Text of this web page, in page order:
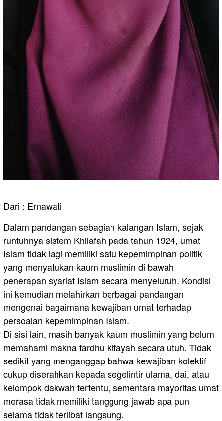
Dari : Ernawati
Dalam pandangan sebagian kalangan Islam, sejak
runtuhnya sistem Khilafah pada tahun 1924, umat
Islam tidak lagi memiliki satu kepemimpinan politik
yang menyatukan kaum muslimin di bawah
penerapan syariat Islam secara menyeluruh. Kondisi
ini kemudian melahirkan berbagai pandangan
mengenai bagaimana kewajiban umat terhadap
persoalan kepemimpinan Islam.
Di sisi lain, masih banyak kaum muslimin yang belum
memahami makna fardhu kifayah secara utuh. Tidak
sedikit yang menganggap bahwa kewajiban kolektif
cukup diserahkan kepada segelintir ulama, dai, atau
kelompok dakwah tertentu, sementara mayoritas umat
merasa tidak memiliki tanggung jawab apa pun
selama tidak terlibat langsung.